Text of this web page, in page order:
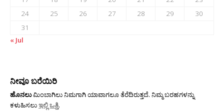
24
25 26 27 28 29
30
31
« Jul
ನೀವೂ ಬರೆಯಿರಿ
ಹೊನಲುಮಿಂಬಾಗಿಲು ನಿಮಗಾಗಿ ಯಾವಾಗಲೂ ತೆರೆದಿರುತ್ತದೆ. ನಿಮ್ಮ ಬರಹಗಳನ್ನು
ಕಳುಹಿಸಲುಇಲ್ಲಿ ಒತ್ತಿ.